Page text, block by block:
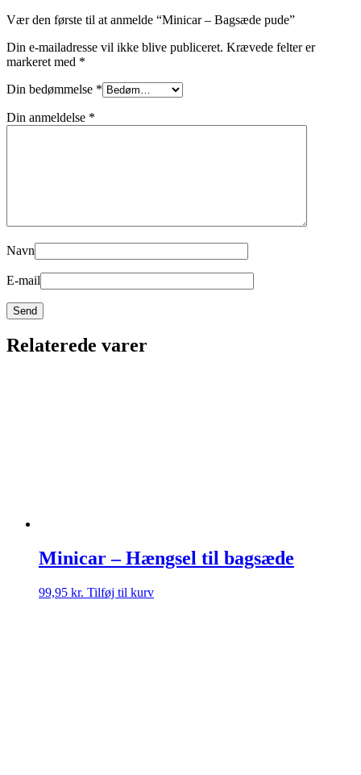
Vær den første til at anmelde “Minicar – Bagsæde pude”
Din e-mailadresse vil ikke blive publiceret. Krævede felter er
markeret med *
Din bedømmelse *
Din anmeldelse *
Navn
E-mail
Relaterede varer
Minicar – Hængsel til bagsæde
99,95 kr. Tilføj til kurv